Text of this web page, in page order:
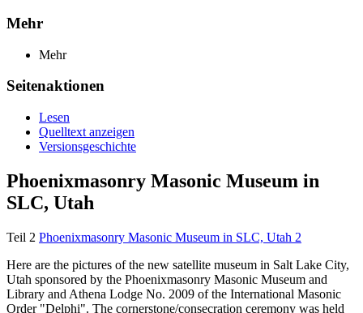
Mehr
Mehr
Seitenaktionen
Lesen
Quelltext anzeigen
Versionsgeschichte
Phoenixmasonry Masonic Museum in
SLC, Utah
Teil 2 Phoenixmasonry Masonic Museum in SLC, Utah 2
Here are the pictures of the new satellite museum in Salt Lake City,
Utah sponsored by the Phoenixmasonry Masonic Museum and
Library and Athena Lodge No. 2009 of the International Masonic
Order "Delphi". The cornerstone/consecration ceremony was held